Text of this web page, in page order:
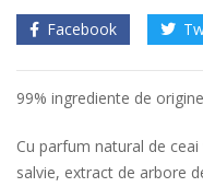
Facebook
99% ingrediente de
Cu parfum natural de
salvie, extract de arbore